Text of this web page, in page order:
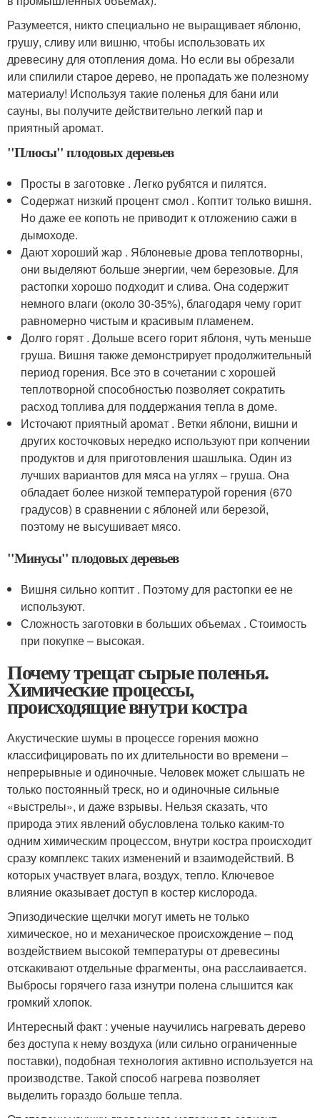
Разумеется, никто специально не выращивает яблоню,
грушу, сливу или вишню, чтобы использовать их
древесину для отопления дома. Но если вы обрезали
или спилили старое дерево, не пропадать же полезному
материалу! Используя такие поленья для бани или
сауны, вы получите действительно легкий пар и
приятный аромат.
"Плюсы" плодовых деревьев
Просты в заготовке . Легко рубятся и пилятся.
Содержат низкий процент смол . Коптит только вишня.
Но даже ее копоть не приводит к отложению сажи в
дымоходе.
Дают хороший жар . Яблоневые дрова теплотворны,
они выделяют больше энергии, чем березовые. Для
растопки хорошо подходит и слива. Она содержит
немного влаги (около 30-35%), благодаря чему горит
равномерно чистым и красивым пламенем.
Долго горят . Дольше всего горит яблоня, чуть меньше
груша. Вишня также демонстрирует продолжительный
период горения. Все это в сочетании с хорошей
теплотворной способностью позволяет сократить
расход топлива для поддержания тепла в доме.
Источают приятный аромат . Ветки яблони, вишни и
других косточковых нередко используют при копчении
продуктов и для приготовления шашлыка. Один из
лучших вариантов для мяса на углях – груша. Она
обладает более низкой температурой горения (670
градусов) в сравнении с яблоней или березой,
поэтому не высушивает мясо.
"Минусы" плодовых деревьев
Вишня сильно коптит . Поэтому для растопки ее не
используют.
Сложность заготовки в больших объемах . Стоимость
при покупке – высокая.
Почему трещат сырые поленья.
Химические процессы,
происходящие внутри костра
Акустические шумы в процессе горения можно
классифицировать по их длительности во времени –
непрерывные и одиночные. Человек может слышать не
только постоянный треск, но и одиночные сильные
«выстрелы», и даже взрывы. Нельзя сказать, что
природа этих явлений обусловлена только каким-то
одним химическим процессом, внутри костра происходит
сразу комплекс таких изменений и взаимодействий. В
которых участвует влага, воздух, тепло. Ключевое
влияние оказывает доступ в костер кислорода.
Эпизодические щелчки могут иметь не только
химическое, но и механическое происхождение – под
воздействием высокой температуры от древесины
отскакивают отдельные фрагменты, она расслаивается.
Выбросы горячего газа изнутри полена слышится как
громкий хлопок.
Интересный факт : ученые научились нагревать дерево
без доступа к нему воздуха (или сильно ограниченные
поставки), подобная технология активно используется на
производстве. Такой способ нагрева позволяет
выделить гораздо больше тепла.